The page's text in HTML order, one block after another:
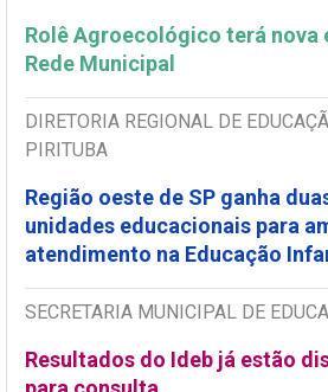
Rolê Agroecológico terá nova
Rede Municipal
DIRETORIA REGIONAL DE
PIRITUBA
Região oeste de SP ganha
unidades educacionais para
atendimento na Educação
SECRETARIA MUNICIPAL DE
Resultados do Ideb já estão